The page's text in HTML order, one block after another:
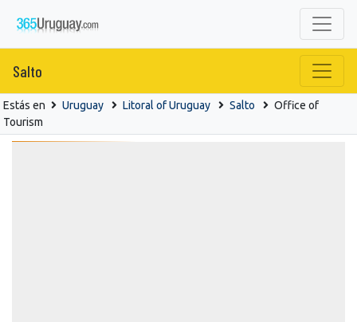
Salto
Estás en Uruguay Litoral of Uruguay Salto
Office of
Tourism